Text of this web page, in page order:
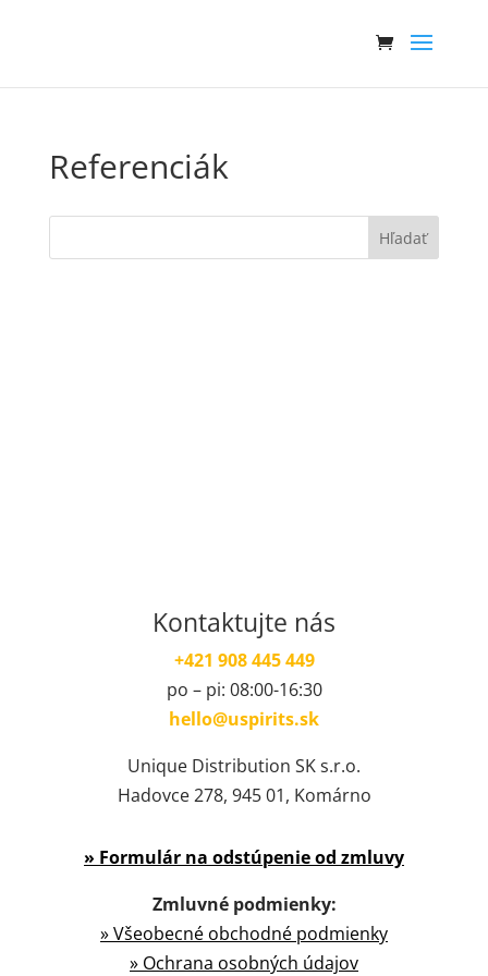
Referenciák
Hľadať
Kontaktujte nás
+421 908 445 449
po – pi: 08:00-16:30
hello@uspirits.sk
Unique Distribution SK s.r.o.
Hadovce 278, 945 01, Komárno
» Formulár na odstúpenie od zmluvy
Zmluvné podmienky:
» Všeobecné obchodné podmienky
» Ochrana osobných údajov